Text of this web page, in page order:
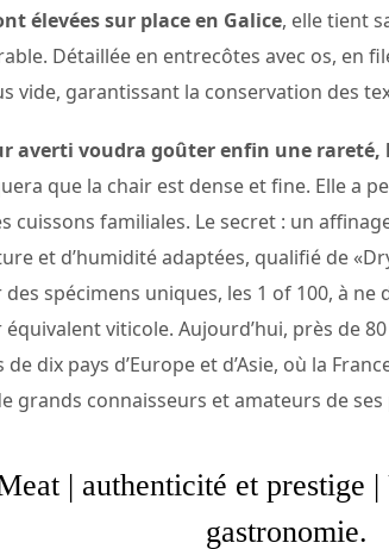
élevées sur place en Galice, elle tient
Détaillée en entrecôtes avec os, en
vide, garantissant la conservation des
averti voudra goûter enfin une rareté,
que la chair est dense et fine. Elle a
cuissons familiales. Le secret : un
et d’humidité adaptées, qualifié de
spécimens uniques, les 1 of 100, à ne
équivalent viticole. Aujourd’hui, près de
de dix pays d’Europe et d’Asie, où la
grands connaisseurs et amateurs de
| authenticité et prestige
gastronomie.